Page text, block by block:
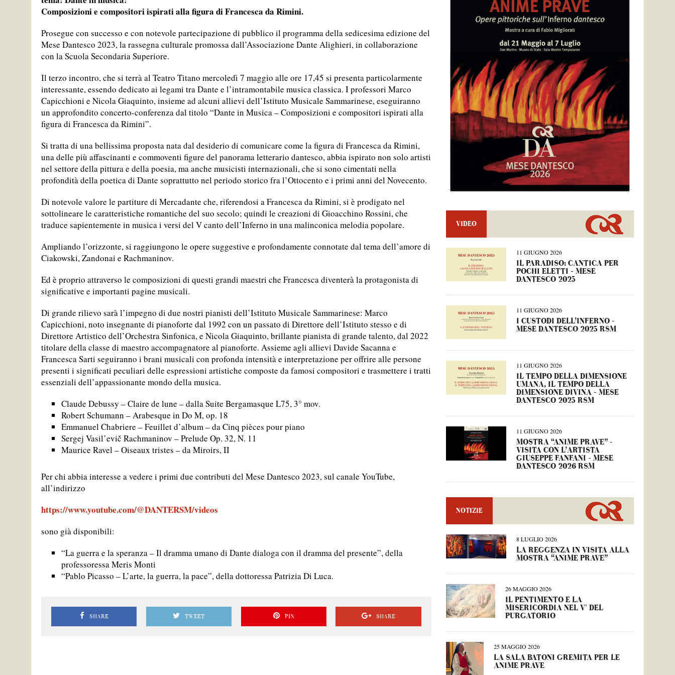
11 GIUGNO 2026 | IL PARADISO: CANTICA PER POCHI ELETTI – MESE DANTESCO 2025
11 GIUGNO 2026 | I CUSTODI DELL’INFERNO – MESE DANTESCO 2025 RSM
TAG: MARIA CRISTINA CONTI
TAG:ALESSANDRA MULARONI ,EMANUELA GRASSETTO,FABRIZIO FLISI
11 GIUGNO 2026 | MOSTRA “ANIME PRAVE” – VISITA CON L’ARTISTA GIUSEPPE FANFANI – MESE DANTESCO 2026 RSM
16 MAGGIO 2023 | RINVIATA LA CONFERENZA DEL PROF. GOBBI
Composizioni e compositori ispirati alla figura di Francesca da Rimini.
Prosegue con successo e con notevole partecipazione di pubblico il programma della sedicesima edizione del
Mese Dantesco 2023, la rassegna culturale promossa dall’Associazione Dante Alighieri, in collaborazione
con la Scuola Secondaria Superiore.
Il terzo incontro, che si terrà al Teatro Titano mercoledì 7 maggio alle ore 17,45 si presenta particolarmente
interessante, essendo dedicato ai legami tra Dante e l’intramontabile musica classica. I professori Marco
Capicchioni e Nicola Giaquinto, insieme ad alcuni allievi dell’Istituto Musicale Sammarinese, eseguiranno
un approfondito concerto-conferenza dal titolo “Dante in Musica – Composizioni e compositori ispirati alla
figura di Francesca da Rimini”.
Si tratta di una bellissima proposta nata dal desiderio di comunicare come la figura di Francesca da Rimini,
una delle più affascinanti e commoventi figure del panorama letterario dantesco, abbia ispirato non solo artisti
nel settore della pittura e della poesia, ma anche musicisti internazionali, che si sono cimentati nella
profondità della poetica di Dante soprattutto nel periodo storico fra l’Ottocento e i primi anni del Novecento.
Di notevole valore le partiture di Mercadante che, riferendosi a Francesca da Rimini, si è prodigato nel
sottolineare le caratteristiche romantiche del suo secolo; quindi le creazioni di Gioacchino Rossini, che
traduce sapientemente in musica i versi del V canto dell’Inferno in una malinconica melodia popolare.
Ampliando l’orizzonte, si raggiungono le opere suggestive e profondamente connotate dal tema dell’amore di
Ciakowski, Zandonai e Rachmaninov.
Ed è proprio attraverso le composizioni di questi grandi maestri che Francesca diventerà la protagonista di
significative e importanti pagine musicali.
Di grande rilievo sarà l’impegno di due nostri pianisti dell’Istituto Musicale Sammarinese: Marco
Capicchioni, noto insegnante di pianoforte dal 1992 con un passato di Direttore dell’Istituto stesso e di
Direttore Artistico dell’Orchestra Sinfonica, e Nicola Giaquinto, brillante pianista di grande talento, dal 2022
titolare della classe di maestro accompagnatore al pianoforte. Assieme agli allievi Davide Sacanna e
Francesca Sarti seguiranno i brani musicali con profonda intensità e interpretazione per offrire alle persone
presenti i significati peculiari delle espressioni artistiche composte da famosi compositori e trasmettere i tratti
essenziali dell’appassionante mondo della musica.
Claude Debussy – Claire de lune – dalla Suite Bergamasque L75, 3° mov.
Robert Schumann – Arabesque in Do M, op. 18
Emmanuel Chabriere – Feuillet d’album – da Cinq pièces pour piano
Sergej Vasil’evič Rachmaninov – Prelude Op. 32, N. 11
Maurice Ravel – Oiseaux tristes – da Miroirs, II
Per chi abbia interesse a vedere i primi due contributi del Mese Dantesco 2023, sul canale YouTube,
all’indirizzo
https://www.youtube.com/@DANTERSM/videos
sono già disponibili:
“La guerra e la speranza – Il dramma umano di Dante dialoga con il dramma del presente”, della
professoressa Meris Monti
“Pablo Picasso – L’arte, la guerra, la pace”, della dottoressa Patrizia Di Luca.
SHARE TWEET PIN SHARE
VIDEO
11 GIUGNO 2026
IL PARADISO: CANTICA PER
POCHI ELETTI – MESE
DANTESCO 2025
11 GIUGNO 2026
I CUSTODI DELL’INFERNO –
MESE DANTESCO 2025 RSM
11 GIUGNO 2026
IL TEMPO DELLA DIMENSIONE
UMANA, IL TEMPO DELLA
DIMENSIONE DIVINA – MESE
DANTESCO 2025 RSM
11 GIUGNO 2026
MOSTRA “ANIME PRAVE” –
VISITA CON L’ARTISTA
GIUSEPPE FANFANI – MESE
DANTESCO 2026 RSM
NOTIZIE
8 LUGLIO 2026
LA REGGENZA IN VISITA ALLA
MOSTRA “ANIME PRAVE”
26 MAGGIO 2026
IL PENTIMENTO E LA
MISERICORDIA NEL V° DEL
PURGATORIO
25 MAGGIO 2026
LA SALA BATONI GREMITA PER LE
ANIME PRAVE